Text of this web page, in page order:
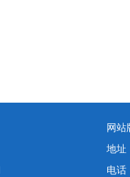
网站
地
电话